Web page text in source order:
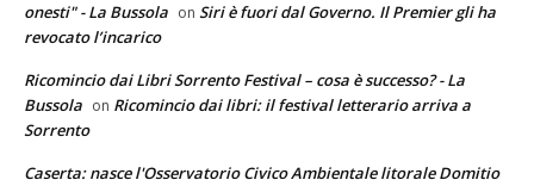
onesti" - La Bussola on Siri è fuori dal Governo. Il Premier gli ha
revocato l’incarico
Ricomincio dai Libri Sorrento Festival – cosa è successo? - La
Bussola on Ricomincio dai libri: il festival letterario arriva a
Sorrento
Caserta: nasce l'Osservatorio Civico Ambientale litorale Domitio